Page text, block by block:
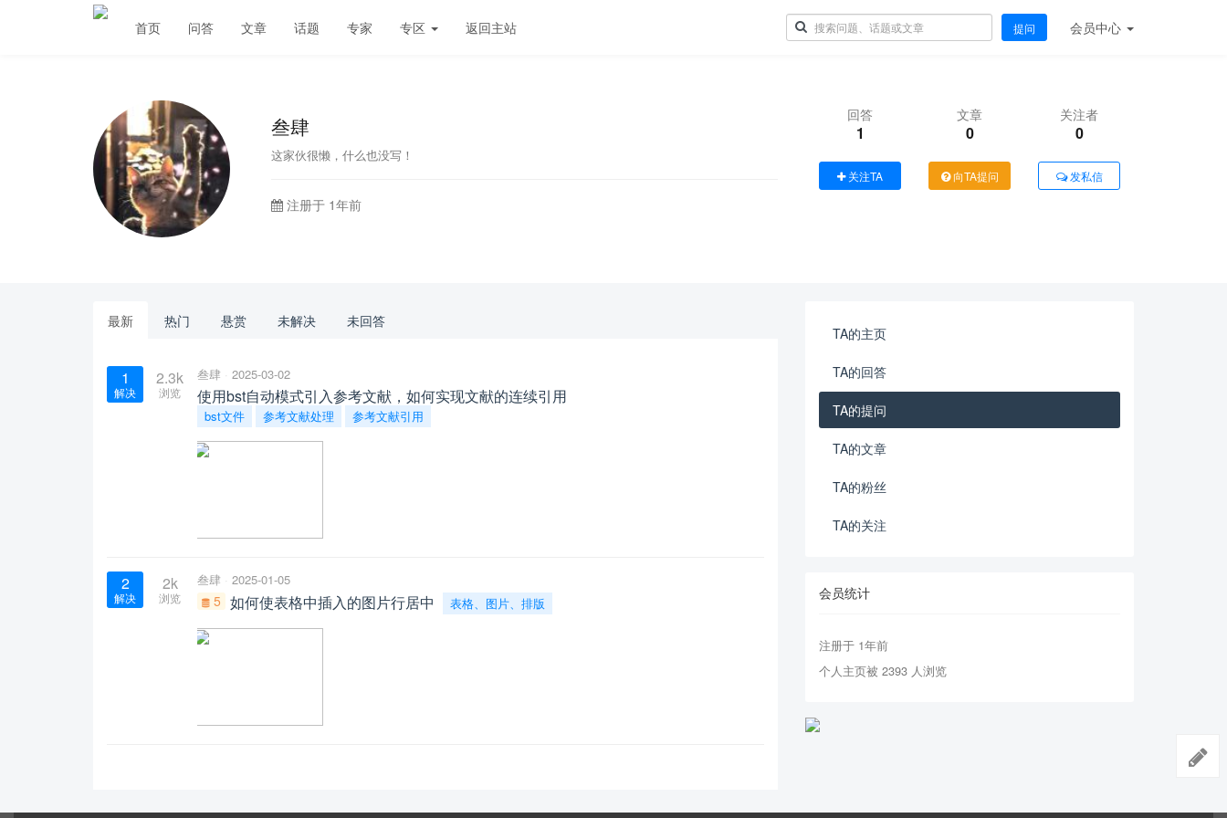
首页 问答 文章 话题 专家 专区 返回主站 提问 会员中心
叁肆
这家伙很懒，什么也没写！
注册于 1年前
回答
1
文章
0
关注者
0
关注TA 向TA提问 发私信
最新 热门 悬赏 未解决 未回答
1
解决
2.3k
浏览
叁肆 2025-03-02
使用bst自动模式引入参考文献，如何实现文献的连续引用
bst文件 参考文献处理 参考文献引用
2
解决
2k
浏览
叁肆 2025-01-05
5 如何使表格中插入的图片行居中 表格、图片、排版
TA的主页
TA的回答
TA的提问
TA的文章
TA的粉丝
TA的关注
会员统计
注册于 1年前
个人主页被 2393 人浏览